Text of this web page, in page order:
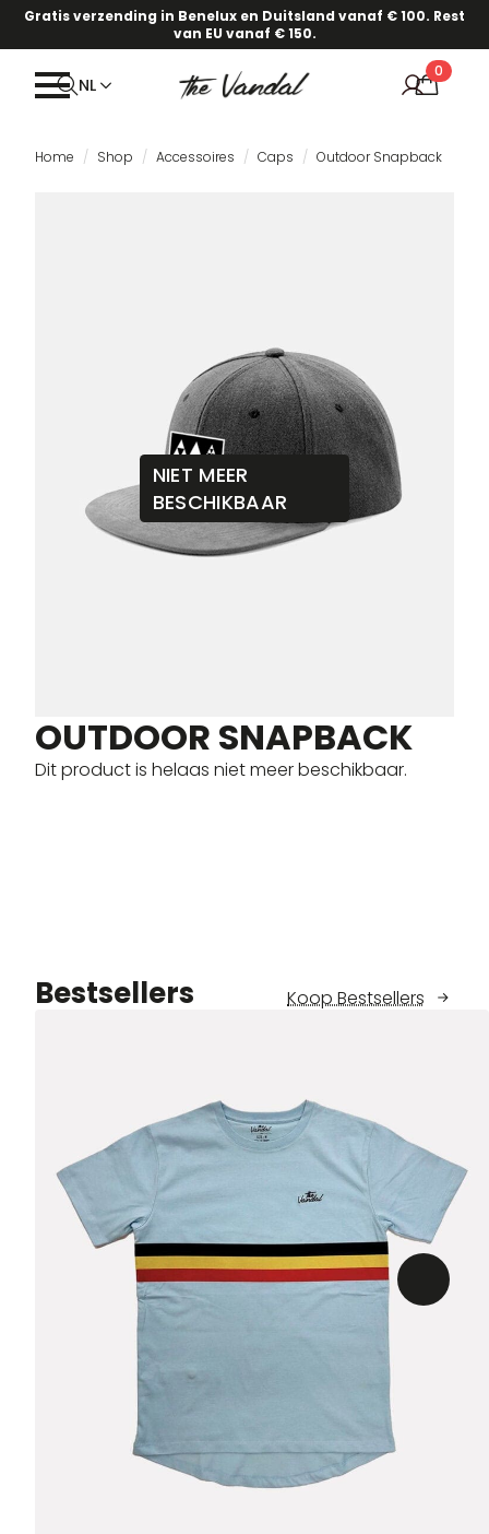
Gratis verzending in Benelux en Duitsland vanaf € 100. Rest
van EU vanaf € 150.
NL
0
Home Shop Accessoires Caps Outdoor Snapback
NIET MEER
BESCHIKBAAR
OUTDOOR SNAPBACK
Dit product is helaas niet meer beschikbaar.
Bestsellers Koop Bestsellers